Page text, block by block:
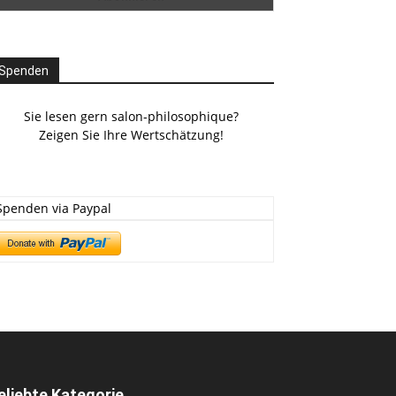
Sie lesen gern salon-philosophique?
Zeigen Sie Ihre Wertschätzung!
via Paypal